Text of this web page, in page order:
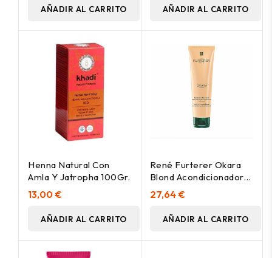
AÑADIR AL CARRITO AÑADIR AL CARRITO
Henna Natural Con
Amla Y Jatropha 100Gr.
13,00 €
AÑADIR AL CARRITO
René Furterer Okara
Blond Acondicionador
Desenredante
Iluminador 150Ml
27,64 €
AÑADIR AL CARRITO